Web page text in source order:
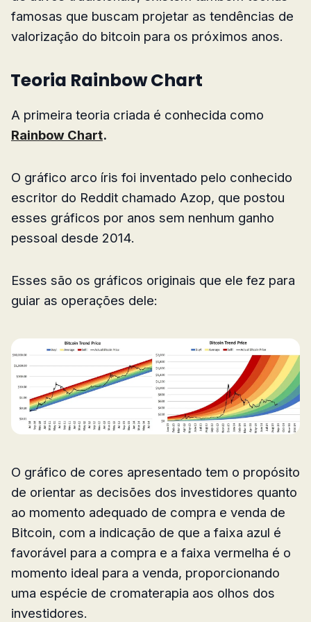
famosas que buscam projetar as tendências de
valorização do bitcoin para os próximos anos.
Teoria Rainbow Chart
A primeira teoria criada é conhecida como
Rainbow Chart.
O gráfico arco íris foi inventado pelo conhecido
escritor do Reddit chamado Azop, que postou
esses gráficos por anos sem nenhum ganho
pessoal desde 2014.
Esses são os gráficos originais que ele fez para
guiar as operações dele:
O gráfico de cores apresentado tem o propósito
de orientar as decisões dos investidores quanto
ao momento adequado de compra e venda de
Bitcoin, com a indicação de que a faixa azul é
favorável para a compra e a faixa vermelha é o
momento ideal para a venda, proporcionando
uma espécie de cromaterapia aos olhos dos
investidores.